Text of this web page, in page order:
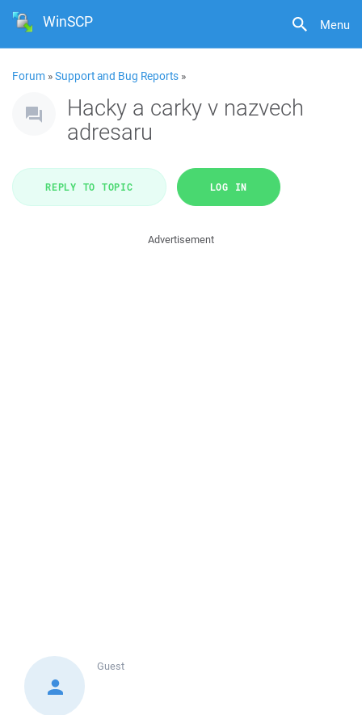
Menu
WinSCP
Forum »Support and Bug Reports »
Hacky a carky v nazvech
adresaru
REPLY TO TOPIC LOG IN
Advertisement
Guest